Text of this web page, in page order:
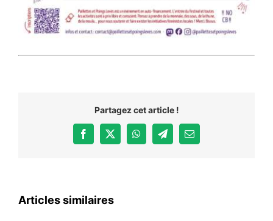
Partagez cet article !
Facebook
X WhatsAppTelegramEmail
Articles similaires